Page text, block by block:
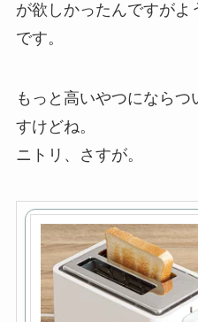
が欲しかったんですがよ
です。
もっと高いやつになら
すけどね。
ニトリ、さすが。